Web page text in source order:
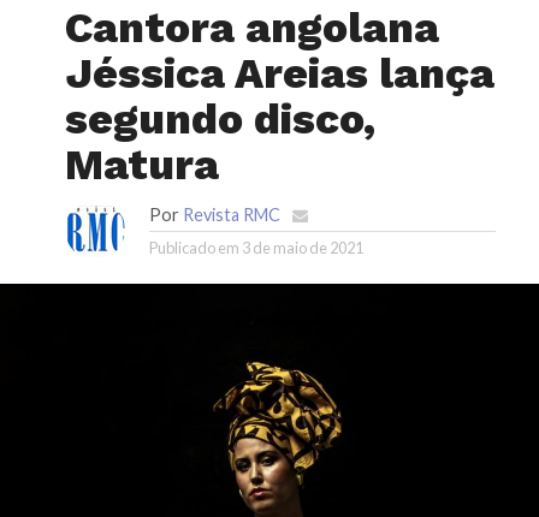
Cantora angolana
Jéssica Areias lança
segundo disco,
Matura
Por Revista RMC
Publicado em 3 de maio de 2021